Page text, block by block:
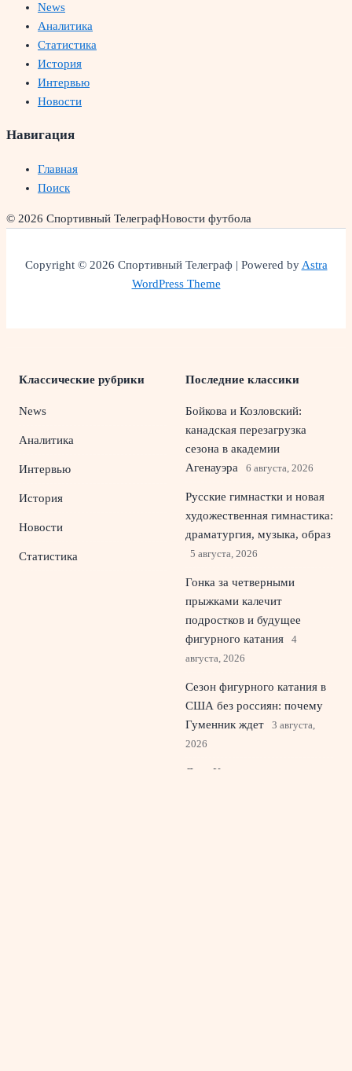
News
Аналитика
Статистика
История
Интервью
Новости
Навигация
Главная
Поиск
© 2026 Спортивный ТелеграфНовости футбола
Copyright © 2026 Спортивный Телеграф | Powered byAstra
WordPress Theme
Классические рубрики
News
Аналитика
Интервью
История
Новости
Статистика
Последние классики
Бойкова и Козловский:
канадская перезагрузка
сезона в академии
Агенауэра
6 августа, 2026
Русские гимнастки и новая
художественная гимнастика:
драматургия, музыка, образ
5 августа, 2026
Гонка за четверными
прыжками калечит
подростков и будущее
фигурного катания
4
августа, 2026
Сезон фигурного катания в
США без россиян: почему
Гуменник ждет
3 августа,
2026
Лала Крамаренко готовит